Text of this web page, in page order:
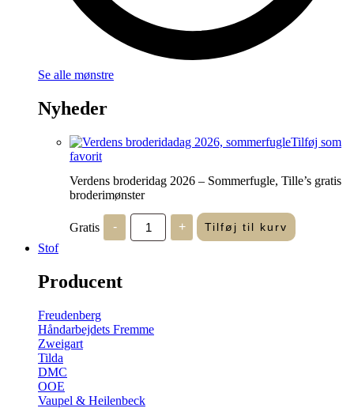
Se alle mønstre
Nyheder
Tilføj som
favorit
Verdens broderidag 2026 – Sommerfugle, Tille’s gratis
broderimønster
Gratis -
Verdens
broderidag
2026
+ Tilføj til kurv
Stof
Producent
Freudenberg
Håndarbejdets Fremme
Zweigart
Tilda
DMC
OOE
Vaupel & Heilenbeck